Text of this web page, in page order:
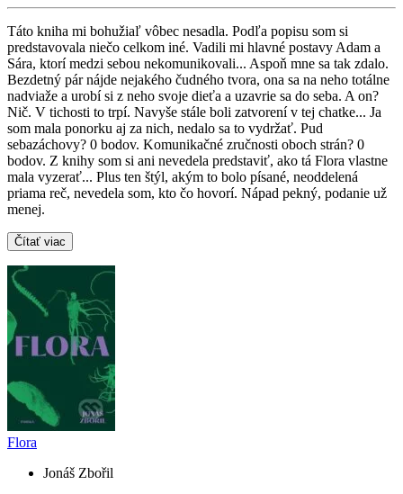
Táto kniha mi bohužiaľ vôbec nesadla. Podľa popisu som si
predstavovala niečo celkom iné. Vadili mi hlavné postavy Adam a
Sára, ktorí medzi sebou nekomunikovali... Aspoň mne sa tak zdalo.
Bezdetný pár nájde nejakého čudného tvora, ona sa na neho totálne
nadviaže a urobí si z neho svoje dieťa a uzavrie sa do seba. A on?
Nič. V tichosti to trpí. Navyše stále boli zatvorení v tej chatke... Ja
som mala ponorku aj za nich, nedalo sa to vydržať. Pud
sebazáchovy? 0 bodov. Komunikačné zručnosti oboch strán? 0
bodov. Z knihy som si ani nevedela predstaviť, ako tá Flora vlastne
mala vyzerať... Plus ten štýl, akým to bolo písané, neoddelená
priama reč, nevedela som, kto čo hovorí. Nápad pekný, podanie už
menej.
Čítať viac
Flora
Jonáš Zbořil